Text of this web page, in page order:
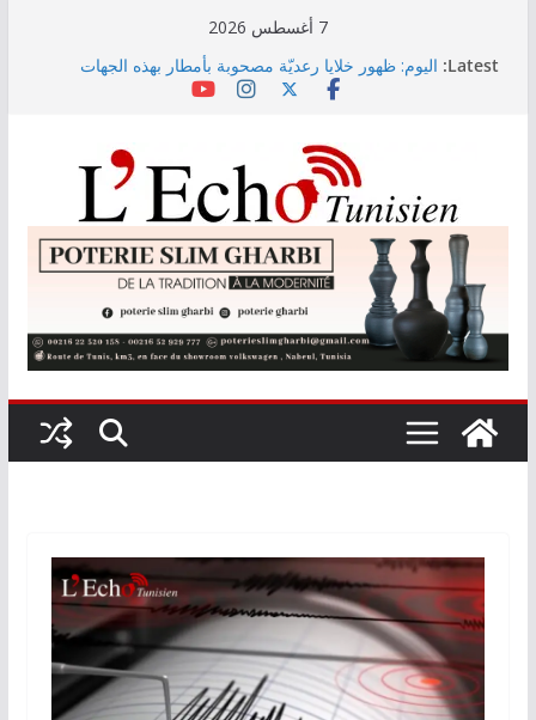
7 أغسطس 2026
Latest: اليوم: ظهور خلايا رعديّة مصحوبة بأمطار بهذه الجهات
اليوم: إنطلاق الصولد الصيفي
نابل تعزف الليلة على إيقاع “سمفونية النادي الإفريقي”
انخفاض في عدد حوادث المرور مقابل ارتفاع في عدد
القتلى